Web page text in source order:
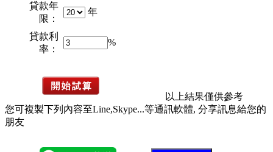
貸款年
限：
年
貸款利
率：
%
以上結果僅供參考
您可複製下列內容至Line,Skype...等通訊軟體, 分享訊息給您的
朋友